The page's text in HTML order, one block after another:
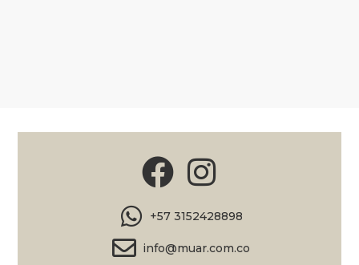
+57 3152428898
info@muar.com.co